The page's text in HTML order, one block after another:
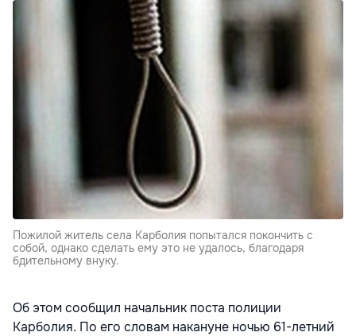
Пожилой житель села Карболия попытался покончить с
собой, однако сделать ему это не удалось, благодаря
бдительному внуку.
Об этом сообщил начальник поста полиции
Карболия. По его словам накануне ночью 61-летний